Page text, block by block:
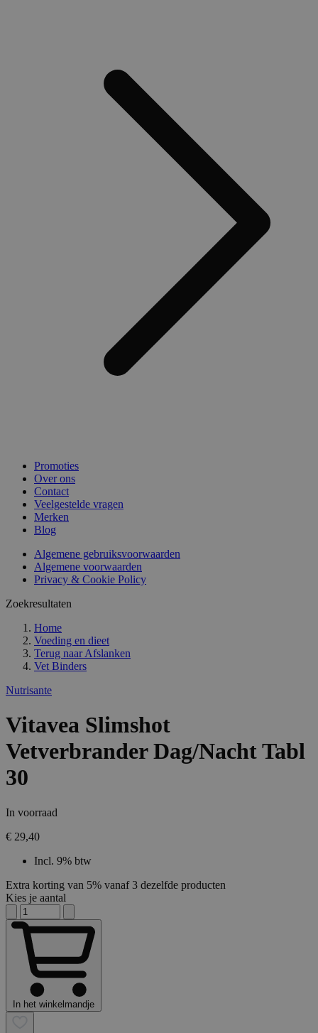
Promoties
Over ons
Contact
Veelgestelde vragen
Merken
Blog
Algemene gebruiksvoorwaarden
Algemene voorwaarden
Privacy & Cookie Policy
Zoekresultaten
Home
Voeding en dieet
Terug naar Afslanken
Vet Binders
Nutrisante
Vitavea Slimshot
Vetverbrander Dag/Nacht Tabl
30
In voorraad
€ 29,40
Incl. 9% btw
Extra korting van 5% vanaf 3 dezelfde producten
Kies je aantal
In het winkelmandje